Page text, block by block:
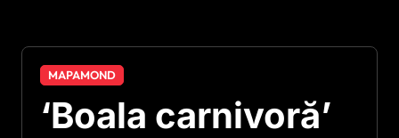
MAPAMOND
‘Boala carnivoră’